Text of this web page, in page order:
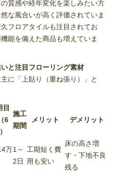
質感や経年変化を楽しみたい方
な風合いが高く評価されていま
フロアタイルも注目されてお
能を備えた商品も増えていま
と注目フローリング素材
に「上貼り（重ね張り）」と
目
6
施工
期間
メリット デメリット
万1～
2日
工期短く費
用も安い
床の高さ増
す・下地不良
残る